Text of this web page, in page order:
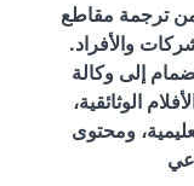
ترجمة مقاطع
والأفراد.
إلى وكالة
الوثائقية،
ومحتوى